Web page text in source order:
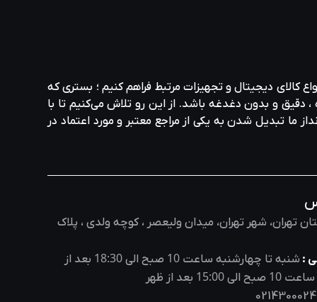
کالای دیجیتال و تجهیزات مرتبط فراهم کنیم ؛ بستری که
دقیق و بدون دغدغه باشد. از این رو تلاش می‌کنیم تا با
ما تبدیل شدن به یکی از مراجع معتبر و مورد اعتماد در
تهران، شهر تهران، میدان ولیعصر ، کوچه ولدی ، پلاک
: شنبه تا چهارشنبه ساعت صبح الی 18:30 بعد از
ساعت
صبح الی 15:00 بعد از ظهر